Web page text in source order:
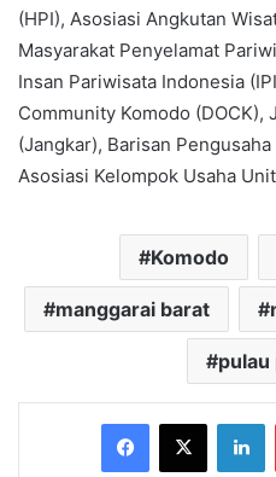
(HPI), Asosiasi Angkutan
Masyarakat Penyelamat
Insan Pariwisata Indonesia
Community Komodo (DOCK),
(Jangkar), Barisan
Asosiasi Kelompok Usaha
Komodo
manggarai barat
pulau
Facebook
X